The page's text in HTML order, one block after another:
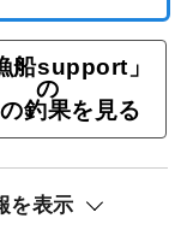
船support」
の
釣果を見る
を表示